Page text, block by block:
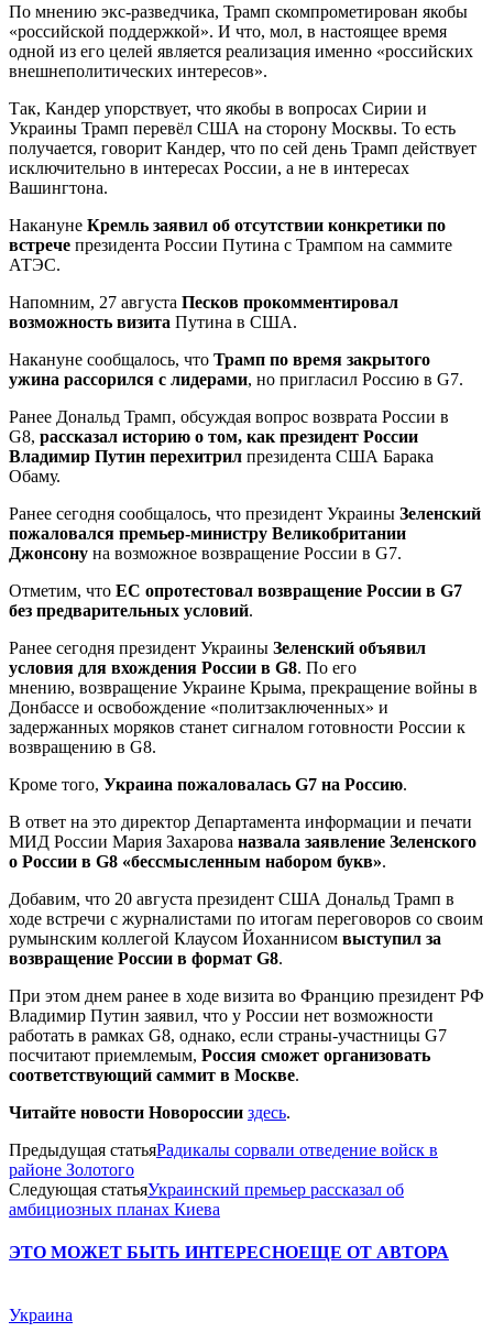
По мнению экс-разведчика, Трамп скомпрометирован якобы
«российской поддержкой». И что, мол, в настоящее время
одной из его целей является реализация именно «российских
внешнеполитических интересов».
Так, Кандер упорствует, что якобы в вопросах Сирии и
Украины Трамп перевёл США на сторону Москвы. То есть
получается, говорит Кандер, что по сей день Трамп действует
исключительно в интересах России, а не в интересах
Вашингтона.
Накануне Кремль заявил об отсутствии конкретики по
встрече президента России Путина с Трампом на саммите
АТЭС.
Напомним, 27 августа Песков прокомментировал
возможность визита Путина в США.
Накануне сообщалось, что Трамп по время закрытого
ужина рассорился с лидерами, но пригласил Россию в G7.
Ранее Дональд Трамп, обсуждая вопрос возврата России в
G8, рассказал историю о том, как президент России
Владимир Путин перехитрил президента США Барака
Обаму.
Ранее сегодня сообщалось, что президент Украины Зеленский
пожаловался премьер-министру Великобритании
Джонсону на возможное возвращение России в G7.
Отметим, что ЕС опротестовал возвращение России в G7
без предварительных условий.
Ранее сегодня президент Украины Зеленский объявил
условия для вхождения России в G8. По его
мнению, возвращение Украине Крыма, прекращение войны в
Донбассе и освобождение «политзаключенных» и
задержанных моряков станет сигналом готовности России к
возвращению в G8.
Кроме того, Украина пожаловалась G7 на Россию.
В ответ на это директор Департамента информации и печати
МИД России Мария Захарова назвала заявление Зеленского
о России в G8 «бессмысленным набором букв».
Добавим, что 20 августа президент США Дональд Трамп в
ходе встречи с журналистами по итогам переговоров со своим
румынским коллегой Клаусом Йоханнисом выступил за
возвращение России в формат G8.
При этом днем ранее в ходе визита во Францию президент РФ
Владимир Путин заявил, что у России нет возможности
работать в рамках G8, однако, если страны-участницы G7
посчитают приемлемым, Россия сможет организовать
соответствующий саммит в Москве.
Читайте новости Новороссии здесь.
Предыдущая статьяРадикалы сорвали отведение войск в
районе Золотого
Следующая статьяУкраинский премьер рассказал об
амбициозных планах Киева
ЭТО МОЖЕТ БЫТЬ ИНТЕРЕСНОЕЩЕ ОТ АВТОРА
Украина